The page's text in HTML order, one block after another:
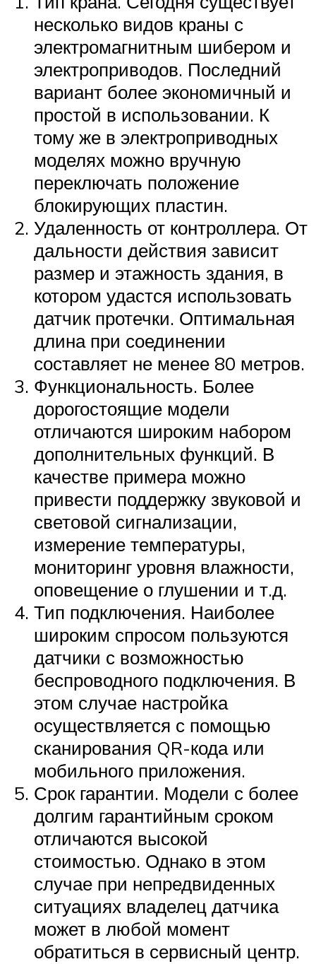
несколько видов краны с
электромагнитным шибером и
электроприводов. Последний
вариант более экономичный и
простой в использовании. К
тому же в электроприводных
моделях можно вручную
переключать положение
блокирующих пластин.
Удаленность от контроллера. От
дальности действия зависит
размер и этажность здания, в
котором удастся использовать
датчик протечки. Оптимальная
длина при соединении
составляет не менее 80 метров.
Функциональность. Более
дорогостоящие модели
отличаются широким набором
дополнительных функций. В
качестве примера можно
привести поддержку звуковой и
световой сигнализации,
измерение температуры,
мониторинг уровня влажности,
оповещение о глушении и т.д.
Тип подключения. Наиболее
широким спросом пользуются
датчики с возможностью
беспроводного подключения. В
этом случае настройка
осуществляется с помощью
сканирования QR-кода или
мобильного приложения.
Срок гарантии. Модели с более
долгим гарантийным сроком
отличаются высокой
стоимостью. Однако в этом
случае при непредвиденных
ситуациях владелец датчика
может в любой момент
обратиться в сервисный центр.